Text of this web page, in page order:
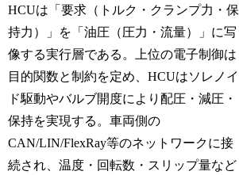
HCUは「要求（トルク・クランプ力・保
持力）」を「油圧（圧力・流量）」に写
像する実行層である。上位の電子制御は
目的関数と制約を定め、HCUはソレノイ
ド駆動やバルブ開度により配圧・減圧・
保持を実現する。車両側の
CAN/LIN/FlexRay等のネットワークに接
続され、温度・回転数・スリップ量など